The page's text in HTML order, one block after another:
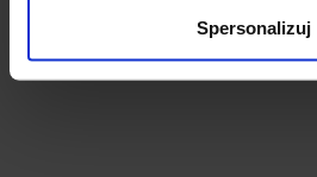
Spersonalizuj
Dodaj do koszyka